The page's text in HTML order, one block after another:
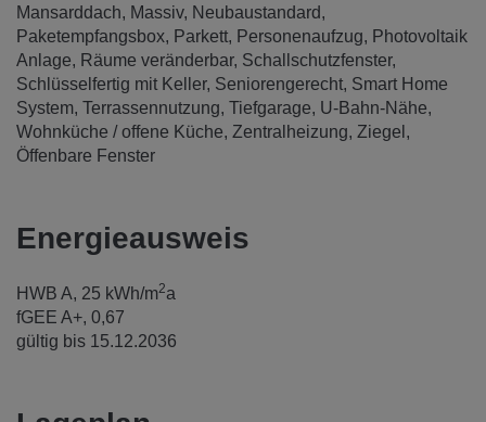
Mansarddach
Massiv Neubaustandard
Paketempfangsbox
Parkett Personenaufzug
Photovoltaik
Anlage
Räume veränderbar Schallschutzfenster
Schlüsselfertig mit Keller Seniorengerecht Smart Home
System Terrassennutzung Tiefgarage U-Bahn-Nähe
Wohnküche / offene Küche Zentralheizung Ziegel
Öffenbare Fenster
Energieausweis
HWB A, 25 kWh/m2a
fGEE A+, 0,67
gültig bis 15.12.2036